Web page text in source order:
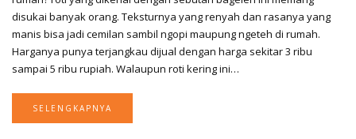
disukai banyak orang. Teksturnya yang renyah dan rasanya yang
manis bisa jadi cemilan sambil ngopi maupung ngeteh di rumah.
Harganya punya terjangkau dijual dengan harga sekitar 3 ribu
sampai 5 ribu rupiah. Walaupun roti kering ini…
SELENGKAPNYA